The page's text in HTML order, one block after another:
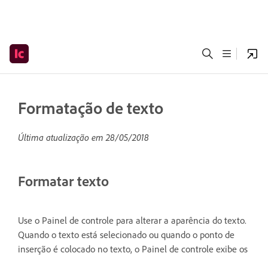
Formatação de texto
Última atualização em28/05/2018
Formatar texto
Use o Painel de controle para alterar a aparência do texto.
Quando o texto está selecionado ou quando o ponto de
inserção é colocado no texto, o Painel de controle exibe os